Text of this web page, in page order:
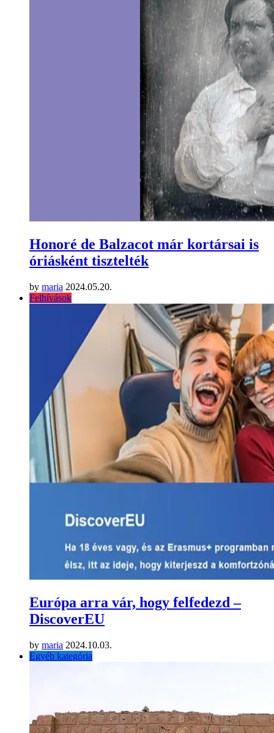
Honoré de Balzacot már kortársai is
óriásként tisztelték
by maria 2024.05.20.
Felhívások
Európa arra vár, hogy felfedezd –
DiscoverEU
by maria 2024.10.03.
Egyéb kategória